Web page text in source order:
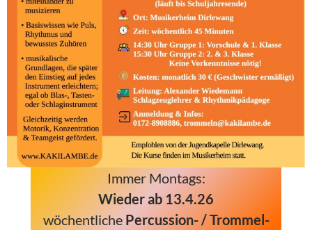
Immer Montags:
Wieder ab 13.4.26
wöchentliche Percussion- / Trommel-